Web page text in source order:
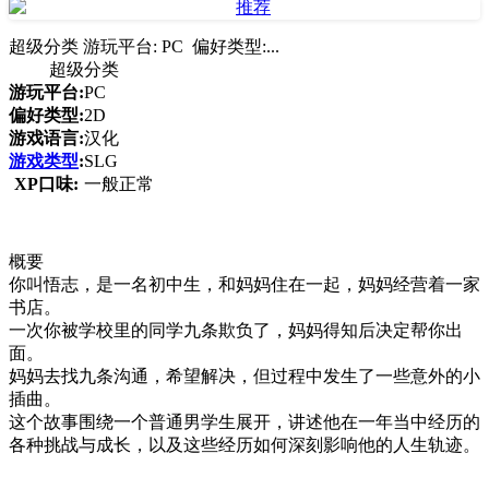
超级分类 游玩平台: PC 偏好类型:...
超级分类
游玩平台:PC
偏好类型:2D
游戏语言:汉化
游戏类型:SLG
XP口味: 一般正常
概要
你叫悟志，是一名初中生，和妈妈住在一起，妈妈经营着一家
书店。
一次你被学校里的同学九条欺负了，妈妈得知后决定帮你出
面。
妈妈去找九条沟通，希望解决，但过程中发生了一些意外的小
插曲。
这个故事围绕一个普通男学生展开，讲述他在一年当中经历的
各种挑战与成长，以及这些经历如何深刻影响他的人生轨迹。